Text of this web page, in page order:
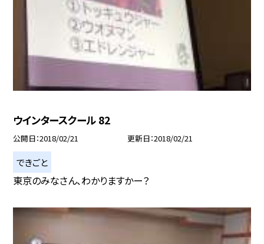
ウインタースクール 82
公開日 2018/02/21 更新日 2018/02/21
できごと
東京のみなさん、わかりますかー？